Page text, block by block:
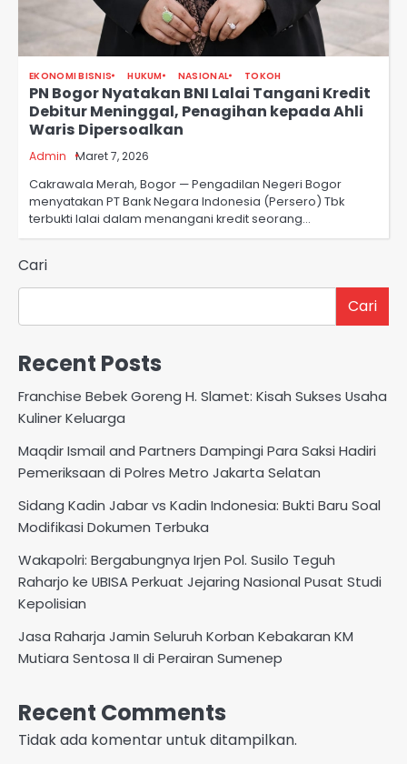
EKONOMI BISNIS HUKUM NASIONAL TOKOH
PN Bogor Nyatakan BNI Lalai Tangani Kredit
Debitur Meninggal, Penagihan kepada Ahli
Waris Dipersoalkan
Admin Maret 7, 2026
Cakrawala Merah, Bogor — Pengadilan Negeri Bogor
menyatakan PT Bank Negara Indonesia (Persero) Tbk
terbukti lalai dalam menangani kredit seorang…
Cari
Cari
Recent Posts
Franchise Bebek Goreng H. Slamet: Kisah Sukses Usaha
Kuliner Keluarga
Maqdir Ismail and Partners Dampingi Para Saksi Hadiri
Pemeriksaan di Polres Metro Jakarta Selatan
Sidang Kadin Jabar vs Kadin Indonesia: Bukti Baru Soal
Modifikasi Dokumen Terbuka
Wakapolri: Bergabungnya Irjen Pol. Susilo Teguh
Raharjo ke UBISA Perkuat Jejaring Nasional Pusat Studi
Kepolisian
Jasa Raharja Jamin Seluruh Korban Kebakaran KM
Mutiara Sentosa II di Perairan Sumenep
Recent Comments
Tidak ada komentar untuk ditampilkan.